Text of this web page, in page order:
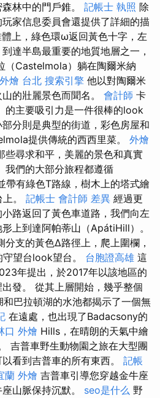
林中的門戶錐。 記帳士 執照 除
家信息委員會還提供了詳細的描
上，綠色環ω返回黃色十字，左
達半島最重要的地質地層之一，
（Castelmola）躺在陶爾米納
外燴 台北 搜索引擎 他以對陶爾米
的壯麗景色而聞名。 會計師 卡
的主要吸引力是一件很棒的look
分則是典型的街道，彩色房屋和
提供傳統的西西里菜。 外燴
些尋求和平，美麗的景色和真實
我們的大部分旅程都遵循
有綠色T路線，樹木上的塔式繪
。 記帳士 會計師 差異 經過更
路返回了黃色車道路，我們向左
上到達阿帕蒂山（ApátiHill）。
分支的黃色∆路徑上，爬上圍欄，
望台look望台。 台胞證高雄 這
年提出，於2017年以該地區的
發。 從其上層開始，幾乎整個
巴拉頓湖的水池都揭示了一個無
在遠處，也出現了Badacsony的
口 外燴 Hills，在晴朗的天氣中繪
吉普車野生動物園之旅在大型團
看到吉普車的所有東西。 記帳
蘭 外燴 吉普車引導您穿越金牛座
山脈保持沉默。 seo是什么 野